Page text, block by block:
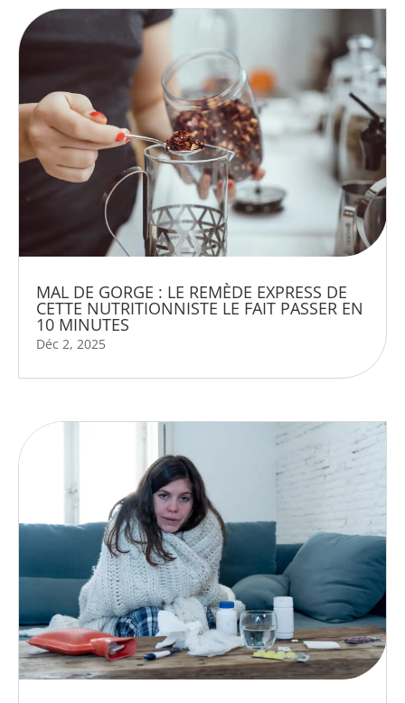
MAL DE GORGE : LE REMÈDE EXPRESS DE
CETTE NUTRITIONNISTE LE FAIT PASSER EN
10 MINUTES
Déc 2, 2025